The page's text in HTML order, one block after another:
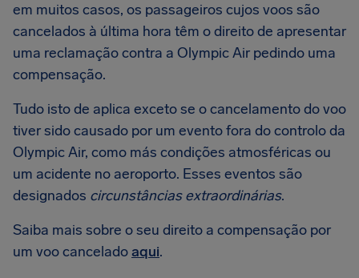
em muitos casos, os passageiros cujos voos são
cancelados à última hora têm o direito de apresentar
uma reclamação contra a Olympic Air pedindo uma
compensação.
Tudo isto de aplica exceto se o cancelamento do voo
tiver sido causado por um evento fora do controlo da
Olympic Air, como más condições atmosféricas ou
um acidente no aeroporto. Esses eventos são
designados circunstâncias extraordinárias.
Saiba mais sobre o seu direito a compensação por
um voo canceladoaqui.